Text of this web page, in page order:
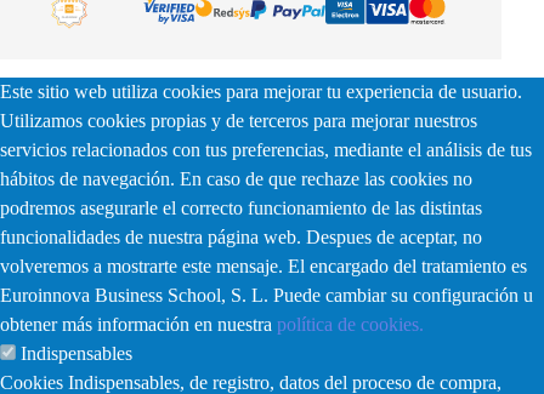
Este sitio web utiliza cookies para mejorar tu experiencia de usuario.
Utilizamos cookies propias y de terceros para mejorar nuestros
servicios relacionados con tus preferencias, mediante el análisis de tus
hábitos de navegación. En caso de que rechaze las cookies no
podremos asegurarle el correcto funcionamiento de las distintas
funcionalidades de nuestra página web. Despues de aceptar, no
volveremos a mostrarte este mensaje. El encargado del tratamiento es
Euroinnova Business School, S. L. Puede cambiar su configuración u
obtener más información en nuestra política de cookies.
Indispensables
Cookies Indispensables, de registro, datos del proceso de compra,